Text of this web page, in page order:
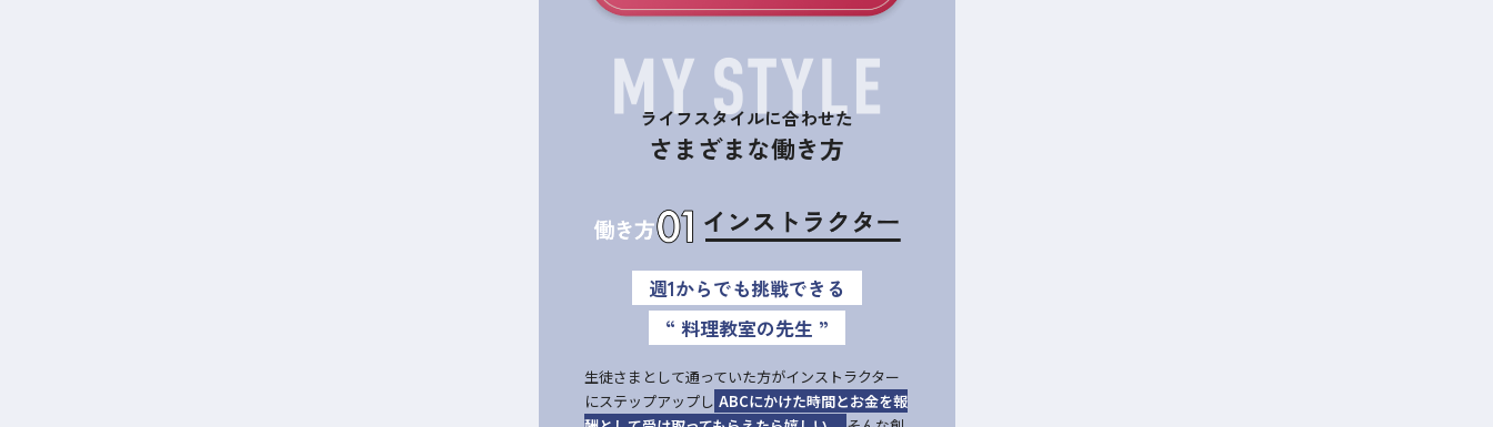
ライフスタイルに合わせた
さまざまな働き方
週1からでも挑戦できる
“ 料理教室の先生 ”
生徒さまとして通っていた方がインストラクター
にステップアップし ABCにかけた時間とお金を報